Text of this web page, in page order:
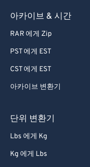
아카이브 & 시간
RAR 에게 Zip
PST 에게 EST
CST 에게 EST
아카이브 변환기
단위 변환기
Lbs 에게 Kg
Kg 에게 Lbs